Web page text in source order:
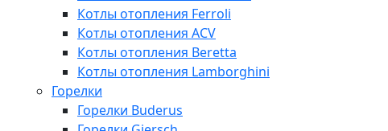
Котлы отопления Ferroli
Котлы отопления ACV
Котлы отопления Beretta
Котлы отопления Lamborghini
Горелки
Горелки Buderus